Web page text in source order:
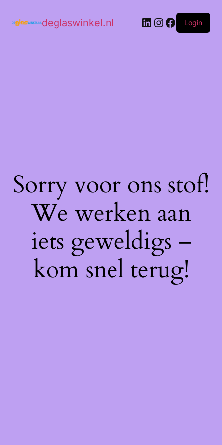
deglaswinkel.nl Login
Sorry voor ons stof!
We werken aan
iets geweldigs –
kom snel terug!